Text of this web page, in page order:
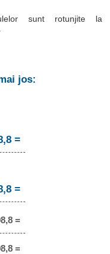
sunt rotunjite la
jos:
=
=
=
=